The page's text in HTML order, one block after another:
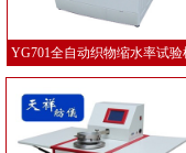
YG701全自动织物缩水率试验